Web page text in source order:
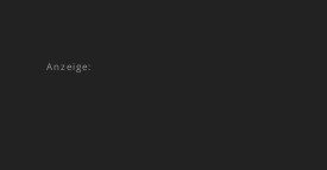
Anzeige: